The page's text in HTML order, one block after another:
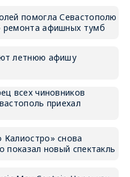
помогла Севастополю
ремонта афишных тумб
летнюю афишу
всех чиновников
приехал
снова
показал новый спектакль